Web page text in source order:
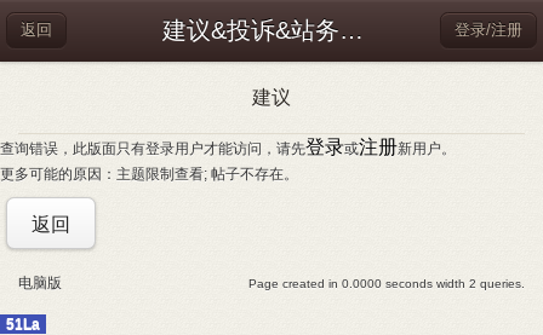
建议&投诉&站务信息
返回 登录/注册
建议
查询错误，此版面只有登录用户才能访问，请先登录或注册新用户。
更多可能的原因：主题限制查看; 帖子不存在。
返回
电脑版 Page created in 0.0000 seconds width 2 queries.
51La